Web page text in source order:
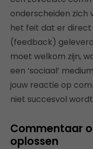
onderscheiden zich
het feit dat er
(feedback)
moet welkom zijn,
een ‘sociaal’
jouw reactie op
niet succesvol
Commentaar
oplossen